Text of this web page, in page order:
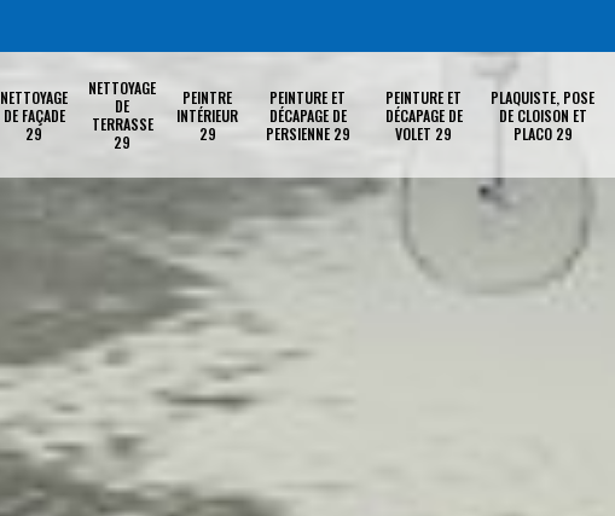
NETTOYAGE
DE FAÇADE
29
NETTOYAGE
DE
TERRASSE
29
PEINTRE
INTÉRIEUR
29
PEINTURE ET
DÉCAPAGE DE
PERSIENNE 29
PEINTURE ET
DÉCAPAGE DE
VOLET 29
PLAQUISTE, POSE
DE CLOISON ET
PLACO 29